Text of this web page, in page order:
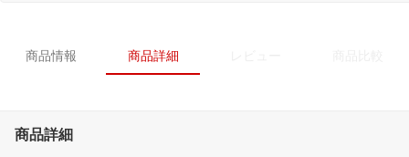
商品情報 商品詳細
商品詳細